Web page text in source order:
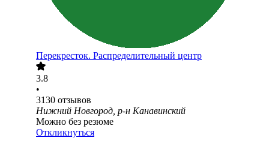
Перекресток. Распределительный центр
3.8
•
3130 отзывов
Нижний Новгород, р-н Канавинский
Можно без резюме
Откликнуться